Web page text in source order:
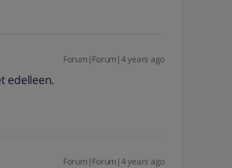
Forum|Forum|4 years ago
edelleen.
Forum|Forum|4 years ago